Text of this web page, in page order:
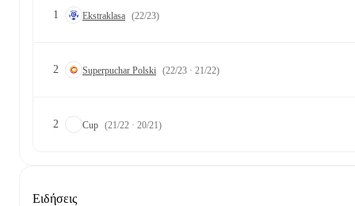
1 Ekstraklasa (22/23)
2 Superpuchar Polski (22/23 · 21/22)
2 Cup (21/22 · 20/21)
Ειδήσεις